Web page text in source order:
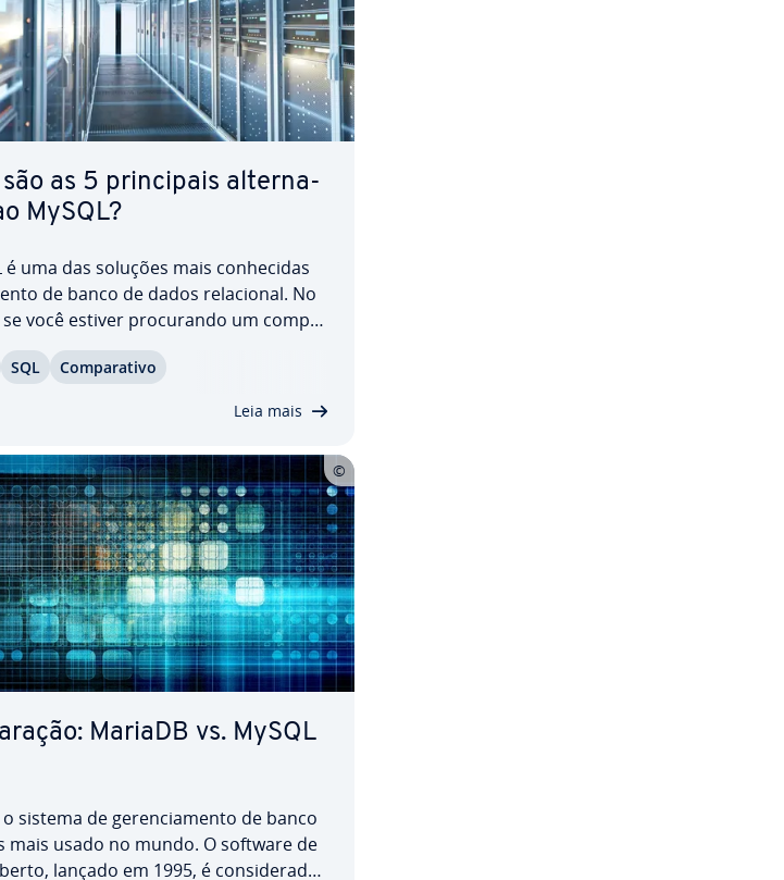
são as 5 prin­ci­pais al­ter­na­
MySQL?
é uma das soluções mais co­nhe­ci­das
de banco de dados re­la­ci­o­nal. No
você estiver pro­cu­rando um com­pa­
tentando contornar com­ple­ta­
SQL Com­pa­ra­tivo
Leia mais
MariaDB vs. MySQL
o sistema de ge­ren­ci­a­mento de banco
mais usado no mundo. O software de
lançado em 1995, é con­si­de­rado